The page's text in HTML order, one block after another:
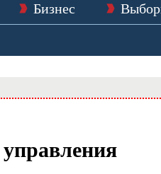
Бизнес
управления